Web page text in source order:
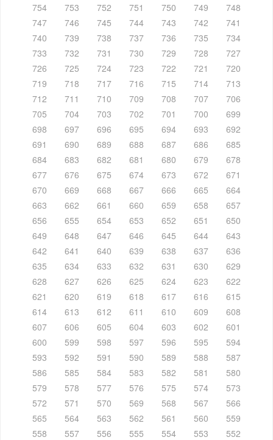
754
753 752 751 750 749
748
747
746 745 744 743 742
741
740
739 738 737 736 735
734
733
732 731 730 729 728
727
726
725 724 723 722 721
720
719
718 717 716 715 714
713
712
711 710 709 708 707
706
705
704 703 702 701 700
699
698
697 696 695 694 693
692
691
690 689 688 687 686
685
684
683 682 681 680 679
678
677
676 675 674 673 672
671
670
669 668 667 666 665
664
663
662 661 660 659 658
657
656
655 654 653 652 651
650
649
648 647 646 645 644
643
642
641 640 639 638 637
636
635
634 633 632 631 630
629
628
627 626 625 624 623
622
621
620 619 618 617 616
615
614
613 612 611 610 609
608
607
606 605 604 603 602
601
600
599 598 597 596 595
594
593
592 591 590 589 588
587
586
585 584 583 582 581
580
579
578 577 576 575 574
573
572
571 570 569 568 567
566
565
564 563 562 561 560
559
558
557 556 555 554 553
552